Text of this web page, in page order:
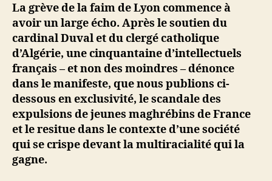
La grève de la faim de Lyon commence à
avoir un large écho. Après le soutien du
cardinal Duval et du clergé catholique
d’Algérie, une cinquantaine d’intellectuels
français – et non des moindres – dénonce
dans le manifeste, que nous publions ci-
dessous en exclusivité, le scandale des
expulsions de jeunes maghrébins de France
et le resitue dans le contexte d’une société
qui se crispe devant la multiracialité qui la
gagne.